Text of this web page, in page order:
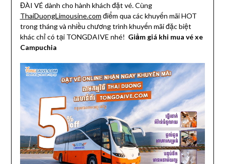
ĐÀI VÉ dành cho hành khách đặt vé. Cùng
ThaiDuongLimousine.com điểm qua các khuyến mãi HOT
trong tháng và nhiều chương trình khuyến mãi đặc biệt
khác chỉ có tại TONGDAIVE nhé! Giảm giá khi mua vé xe
Campuchia